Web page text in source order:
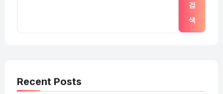
검
색
Recent Posts